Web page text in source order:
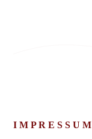
I M P R E S S U M